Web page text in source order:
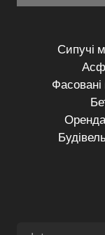
Сипучі
Фасовані
Оренда